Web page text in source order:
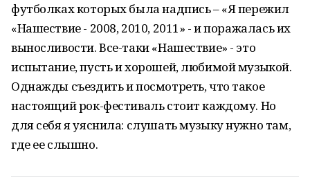
футболках которых была надпись – «Я пережил
«Нашествие - 2008, 2010, 2011» - и поражалась их
выносливости. Все-таки «Нашествие» - это
испытание, пусть и хорошей, любимой музыкой.
Однажды съездить и посмотреть, что такое
настоящий рок-фестиваль стоит каждому. Но
для себя я уяснила: слушать музыку нужно там,
где ее слышно.